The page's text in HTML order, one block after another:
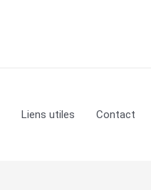
Liens utiles Contact